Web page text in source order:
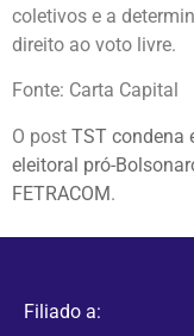
coletivos e a
direito ao voto livre.
Fonte: Carta Capital
O post TST condena
eleitoral pró-
FETRACOM.
Filiado a: